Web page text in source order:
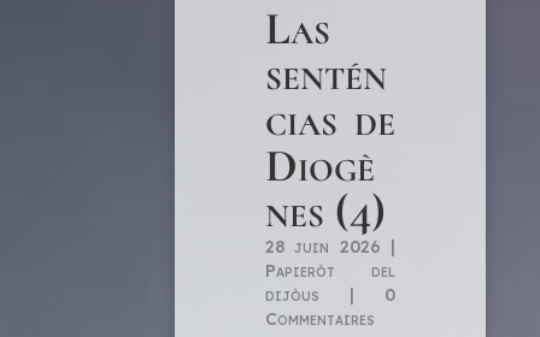
Las
sentén
cias de
Diogè
nes (4)
28 juin 2026 |
Papieròt del
dijòus | 0
Commentaires